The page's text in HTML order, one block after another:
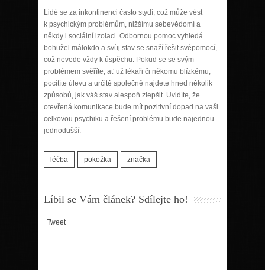
Lidé se za inkontinenci často stydí, což může vést
k psychickým problémům, nižšímu sebevědomí a
někdy i sociální izolaci. Odbornou pomoc vyhledá
bohužel málokdo a svůj stav se snaží řešit svépomocí,
což nevede vždy k úspěchu. Pokud se se svým
problémem svěříte, ať už lékaři či někomu blízkému,
pocítíte úlevu a určitě společně najdete hned několik
způsobů, jak váš stav alespoň zlepšit. Uvidíte, že
otevřená komunikace bude mít pozitivní dopad na vaši
celkovou psychiku a řešení problému bude najednou
jednodušší.
léčba pokožka značka
Líbil se Vám článek? Sdílejte ho!
Tweet